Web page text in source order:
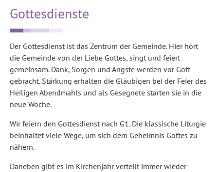
Gottesdienste
Der Gottesdienst ist das Zentrum der Gemeinde. Hier hört
die Gemeinde von der Liebe Gottes, singt und feiert
gemeinsam. Dank, Sorgen und Ängste werden vor Gott
gebracht. Stärkung erhalten die Gläubigen bei der Feier des
Heiligen Abendmahls und als Gesegnete starten sie in die
neue Woche.
Wir feiern den Gottesdienst nach G1. Die klassische Liturgie
beinhaltet viele Wege, um sich dem Geheimnis Gottes zu
nähern.
Daneben gibt es im Kirchenjahr verteilt immer wieder